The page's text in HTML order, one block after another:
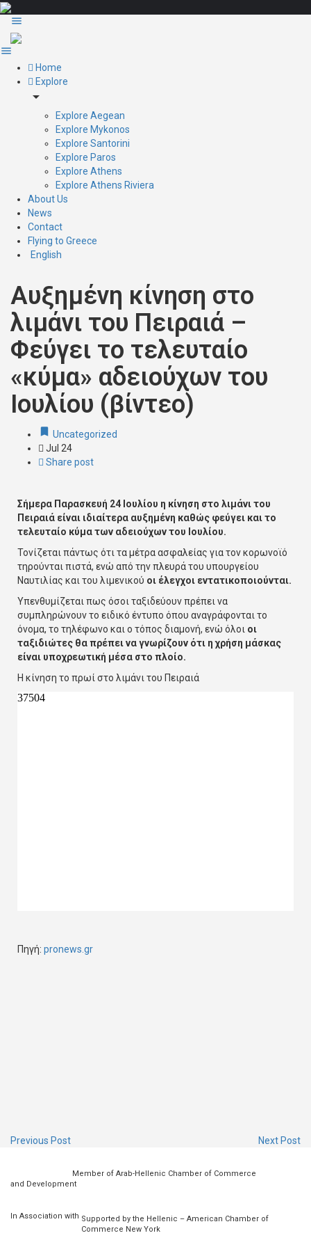
Home
Explore
arrow_drop_down
Explore Aegean
Explore Mykonos
Explore Santorini
Explore Paros
Explore Athens
Explore Athens Riviera
About Us
News
Contact
Flying to Greece
English
Αυξημένη κίνηση στο
λιμάνι του Πειραιά –
Φεύγει το τελευταίο
«κύμα» αδειούχων του
Ιουλίου (βίντεο)
Uncategorized
Jul 24
Share post
Σήμερα Παρασκευή 24 Ιουλίου η κίνηση στο λιμάνι του
Πειραιά είναι ιδιαίτερα αυξημένη καθώς φεύγει και το
τελευταίο κύμα των αδειούχων του Ιουλίου.
Τονίζεται πάντως ότι τα μέτρα ασφαλείας για τον κορωνοϊό
τηρούνται πιστά, ενώ από την πλευρά του υπουργείου
Ναυτιλίας και του λιμενικού οι έλεγχοι εντατικοποιούνται.
Υπενθυμίζεται πως όσοι ταξιδεύουν πρέπει να
συμπληρώνουν το ειδικό έντυπο όπου αναγράφονται το
όνομα, το τηλέφωνο και ο τόπος διαμονή, ενώ όλοι οι
ταξιδιώτες θα πρέπει να γνωρίζουν ότι η χρήση μάσκας
είναι υποχρεωτική μέσα στο πλοίο.
Η κίνηση το πρωί στο λιμάνι του Πειραιά
Πηγή: pronews.gr
Previous Post Next Post
Member of Arab-Hellenic Chamber of Commerce
and Development
In Association with Supported by the Hellenic – American Chamber of
Commerce New York